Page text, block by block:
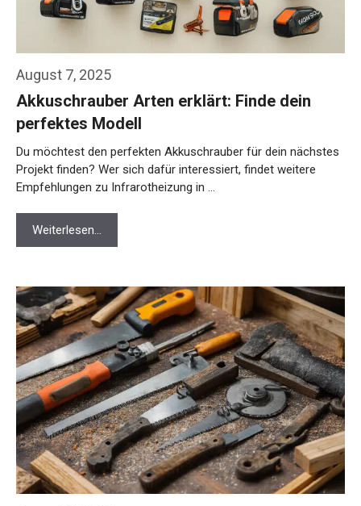
August 7, 2025
Akkuschrauber Arten erklärt: Finde dein
perfektes Modell
Du möchtest den perfekten Akkuschrauber für dein nächstes
Projekt finden? Wer sich dafür interessiert, findet weitere
Empfehlungen zu Infrarotheizung in …
Weiterlesen…